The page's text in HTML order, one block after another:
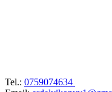
Tel.: 0759074634